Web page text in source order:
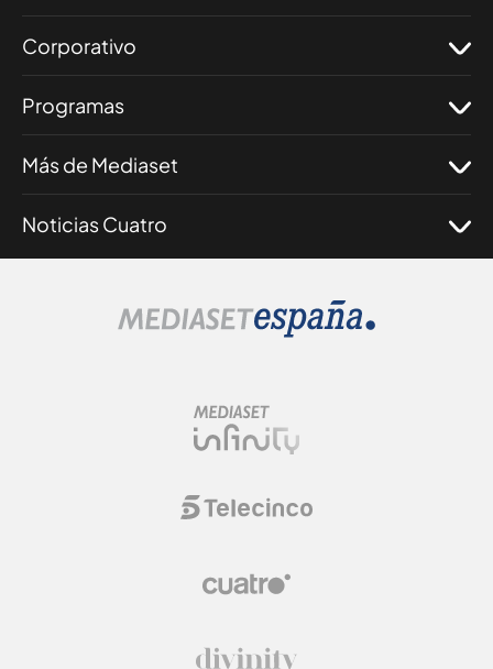
Corporativo
Programas
Más de Mediaset
Noticias Cuatro